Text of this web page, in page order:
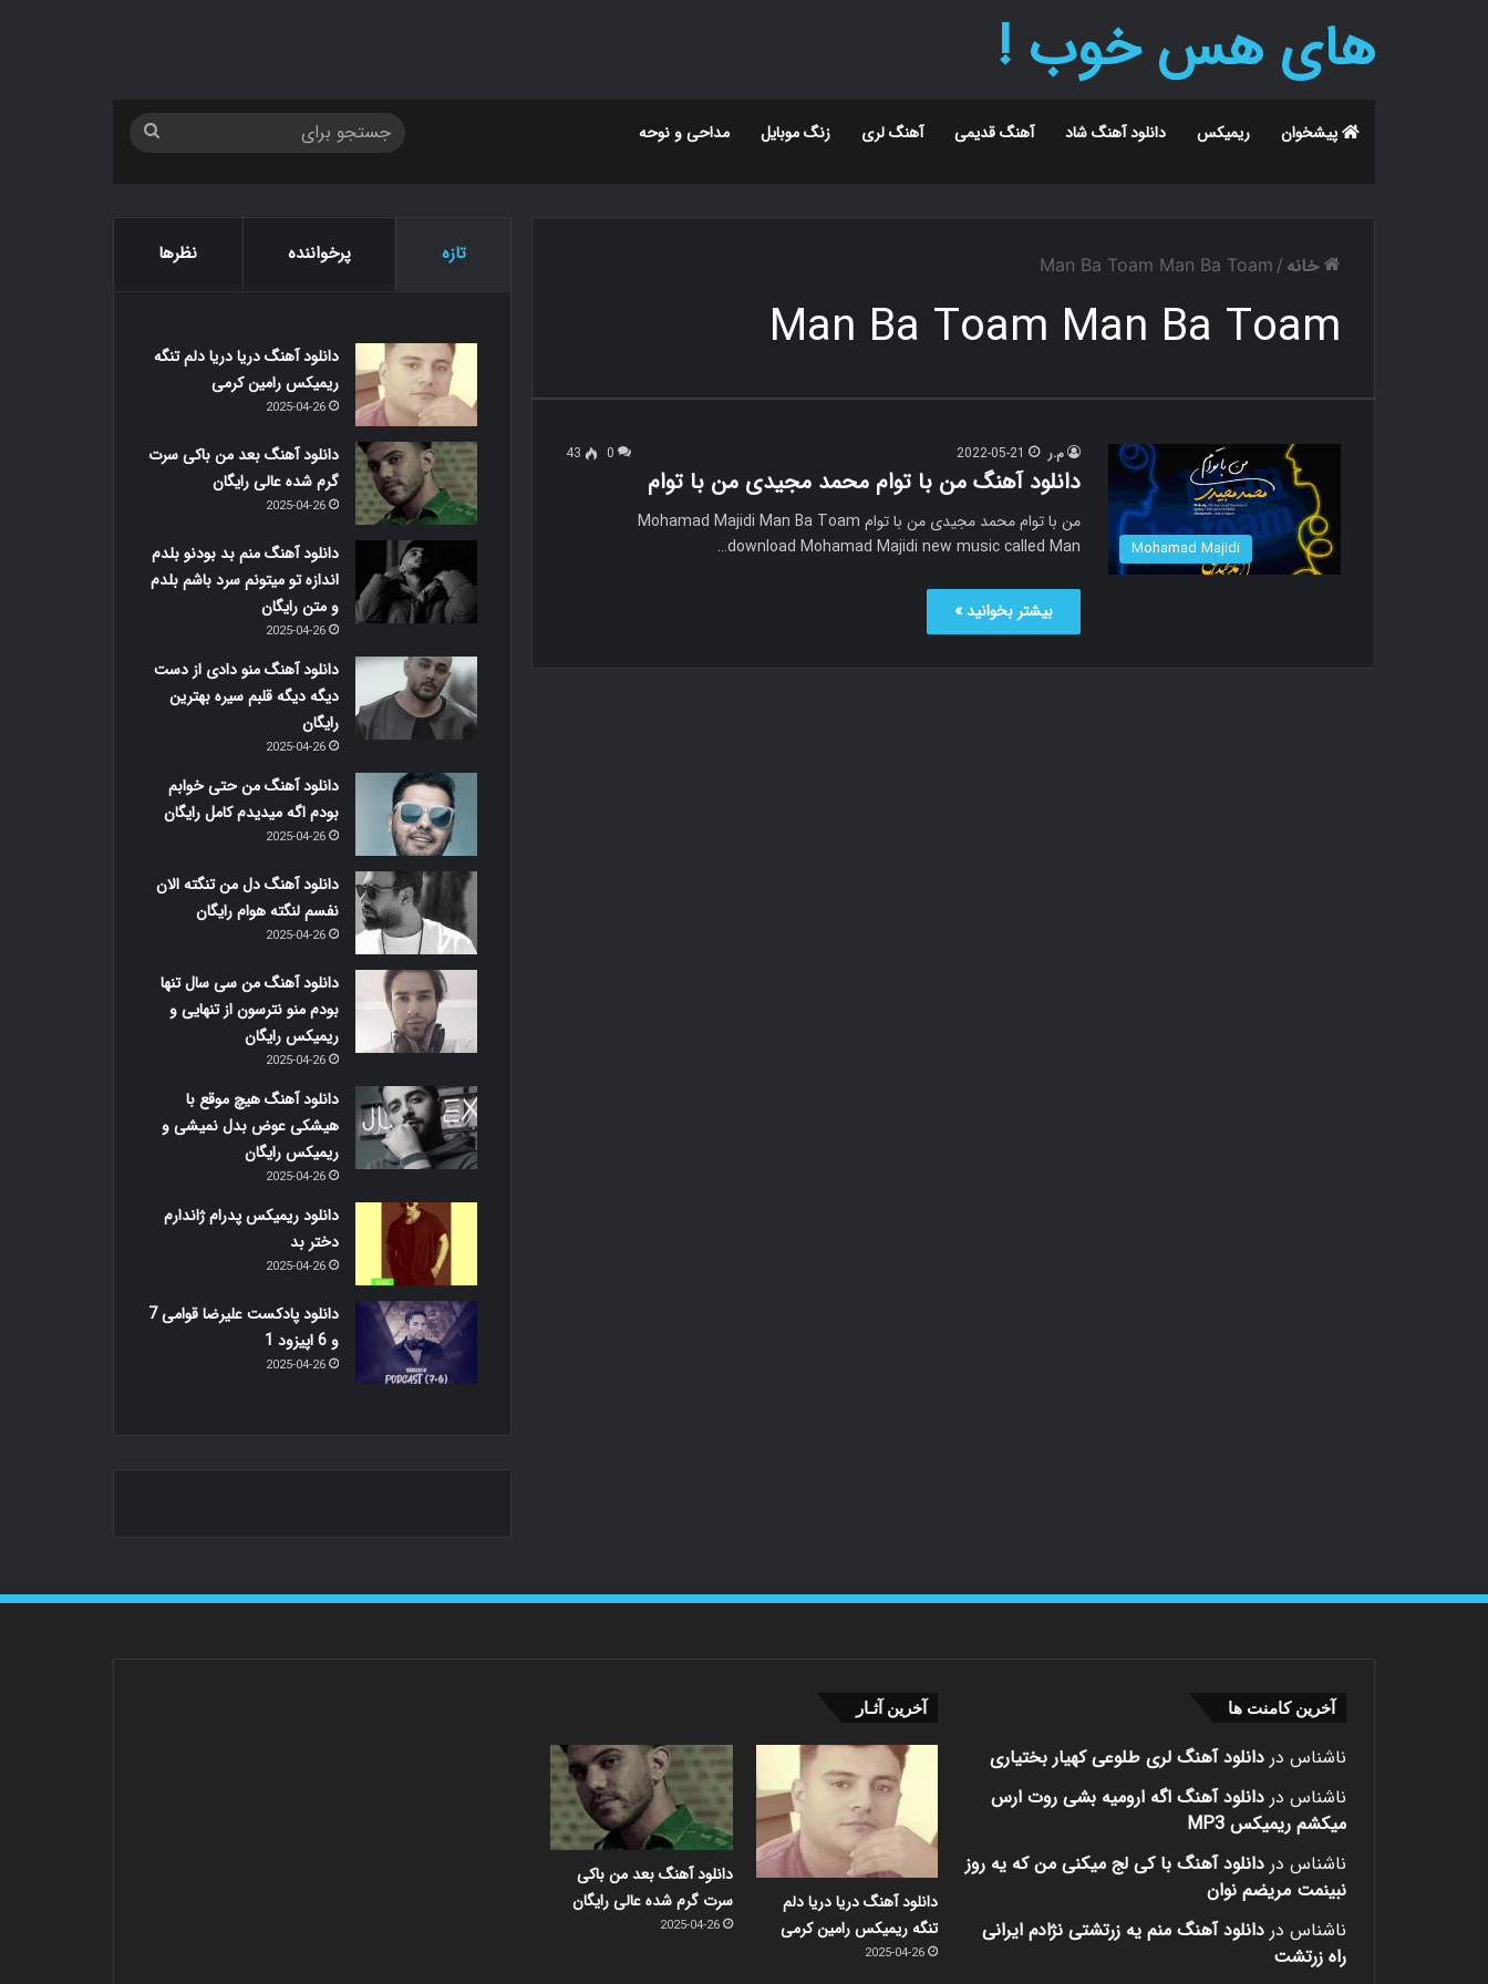
های هس خوب !
پیشخوان ریمیکس دانلود آهنگ شاد آهنگ قدیمی آهنگ لری زنگ موبایل مداحی و نوحه
خانه /
Man Ba Toam Man Ba Toam
Man Ba Toam Man Ba Toam
Mohamad Majidi
م.ر 2022-05-21
0
43
دانلود آهنگ من با توام محمد مجیدی من با توام
من با توام محمد مجیدی من با توام Mohamad Majidi Man Ba Toam
download Mohamad Majidi new music called Man…
بیشتر بخوانید »
تازه پرخواننده نظرها
دانلود آهنگ دریا دریا دلم تنگه
ریمیکس رامین کرمی
2025-04-26
دانلود آهنگ بعد من باکی سرت
گرم شده عالی رایگان
2025-04-26
دانلود آهنگ منم بد بودنو بلدم
اندازه تو میتونم سرد باشم بلدم
و متن رایگان
2025-04-26
دانلود آهنگ منو دادی از دست
دیگه دیگه قلبم سیره بهترین
رایگان
2025-04-26
دانلود آهنگ من حتی خوابم
بودم اگه میدیدم کامل رایگان
2025-04-26
دانلود آهنگ دل من تنگته الان
نفسم لنگته هوام رایگان
2025-04-26
دانلود آهنگ من سی سال تنها
بودم منو نترسون از تنهایی و
ریمیکس رایگان
2025-04-26
دانلود آهنگ هیچ موقع با
هیشکی عوض بدل نمیشی و
ریمیکس رایگان
2025-04-26
دانلود ریمیکس پدرام ژاندارم
دختر بد
2025-04-26
دانلود پادکست علیرضا قوامی 7
و 6 اپیزود 1
2025-04-26
آخرین کامنت ها
ناشناس در دانلود آهنگ لری طلوعی کهیار بختیاری
ناشناس در دانلود آهنگ اگه ارومیه بشی روت ارس
میکشم ریمیکس MP3
ناشناس در دانلود آهنگ با کی لج میکنی من که یه روز
نبینمت مریضم نوان
ناشناس در دانلود آهنگ منم یه زرتشتی نژادم ایرانی
راه زرتشت
آخرین آثـار
دانلود آهنگ دریا دریا دلم
تنگه ریمیکس رامین کرمی
2025-04-26
دانلود آهنگ بعد من باکی
سرت گرم شده عالی رایگان
2025-04-26